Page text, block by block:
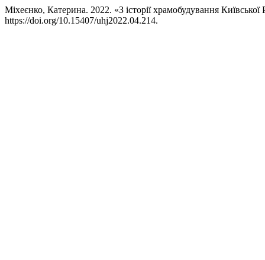
Міхеєнко, Катерина. 2022. «З історії храмобудування Київської
https://doi.org/10.15407/uhj2022.04.214.